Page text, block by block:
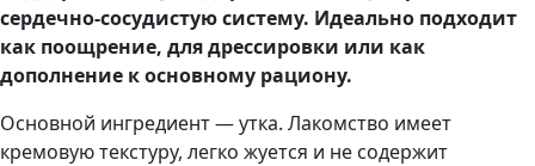
сердечно-сосудистую систему. Идеально подходит
как поощрение, для дрессировки или как
дополнение к основному рациону.
Основной ингредиент — утка. Лакомство имеет
кремовую текстуру, легко жуется и не содержит